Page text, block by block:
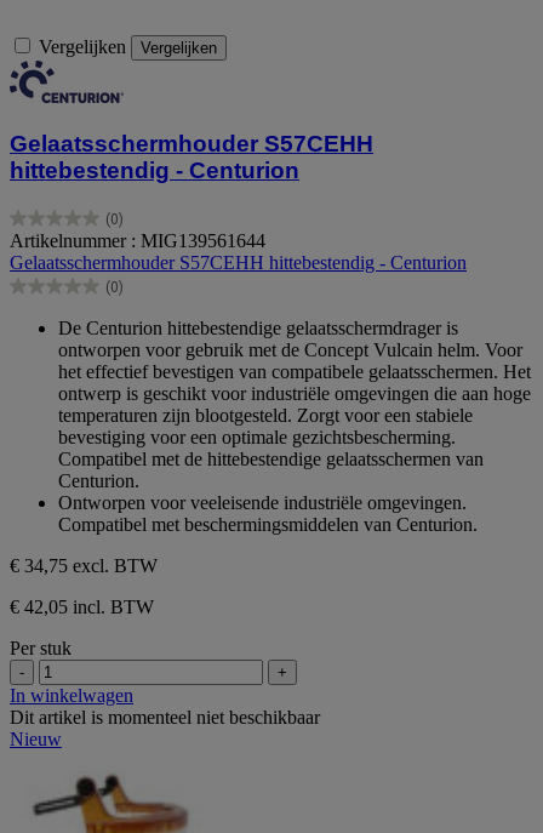
Vergelijken Vergelijken
Gelaatsschermhouder S57CEHH
hittebestendig - Centurion
(0)
0.0
van
de
5
Artikelnummer : MIG139561644
Gelaatsschermhouder S57CEHH hittebestendig - Centurion
(0)
0.0
sterren.
De Centurion hittebestendige gelaatsschermdrager is
ontworpen voor gebruik met de Concept Vulcain helm. Voor
het effectief bevestigen van compatibele gelaatsschermen. Het
ontwerp is geschikt voor industriële omgevingen die aan hoge
temperaturen zijn blootgesteld. Zorgt voor een stabiele
bevestiging voor een optimale gezichtsbescherming.
Compatibel met de hittebestendige gelaatsschermen van
Centurion.
Ontworpen voor veeleisende industriële omgevingen.
Compatibel met beschermingsmiddelen van Centurion.
€ 34,75 excl. BTW
€ 42,05 incl. BTW
Per stuk
- +
In winkelwagen
Dit artikel is momenteel niet beschikbaar
Nieuw